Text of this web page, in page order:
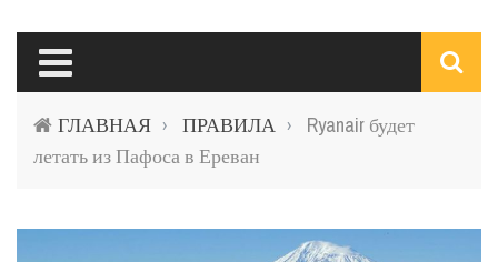
ГЛАВНАЯ › ПРАВИЛА ›
Ryanair будет
летать из Пафоса в Ереван